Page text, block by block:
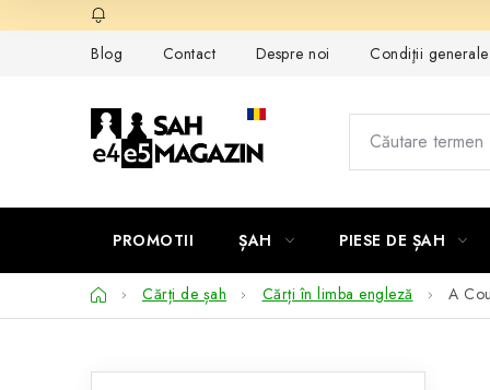
la
Blog
Contact Despre noi Condiţii
PROMOTII ȘAH PIESE DE ȘAH
AcasăCărți de șah Cărți în limba engleză A